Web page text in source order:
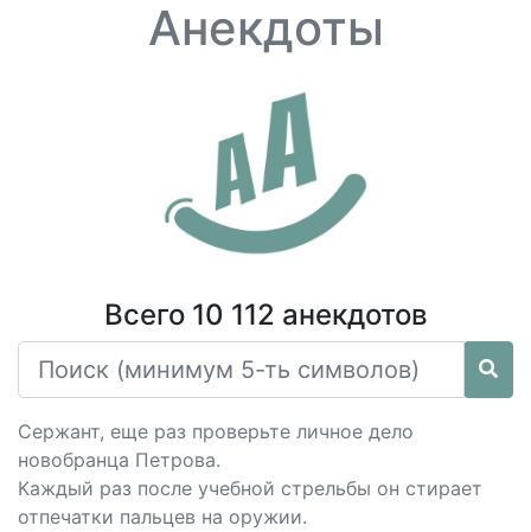
Анекдоты
Всего 10 112 анекдотов
Сержант, еще раз проверьте личное дело
новобранца Петрова.
Каждый раз после учебной стрельбы он стирает
отпечатки пальцев на оружии.